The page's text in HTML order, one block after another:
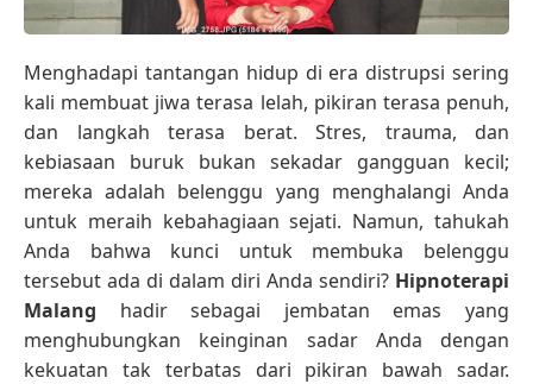
Menghadapi tantangan hidup di era distrupsi sering
kali membuat jiwa terasa lelah, pikiran terasa penuh,
dan langkah terasa berat. Stres, trauma, dan
kebiasaan buruk bukan sekadar gangguan kecil;
mereka adalah belenggu yang menghalangi Anda
untuk meraih kebahagiaan sejati. Namun, tahukah
Anda bahwa kunci untuk membuka belenggu
tersebut ada di dalam diri Anda sendiri? Hipnoterapi
Malang hadir sebagai jembatan emas yang
menghubungkan keinginan sadar Anda dengan
kekuatan tak terbatas dari pikiran bawah sadar.